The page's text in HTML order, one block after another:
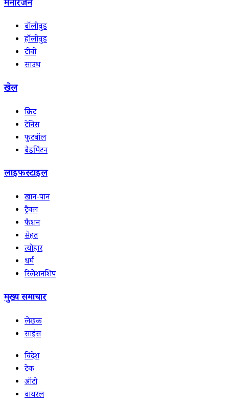
मनोरंजन
बॉलीवुड
हॉलीवुड
टीवी
साउथ
खेल
क्रिकेट
टेनिस
फुटबॉल
बैडमिंटन
लाइफस्टाइल
खान-पान
ट्रैवल
फैशन
सेहत
त्योहार
धर्म
रिलेशनशिप
मुख्य समाचार
लेखक
साइंस
विदेश
टेक
ऑटो
वायरल